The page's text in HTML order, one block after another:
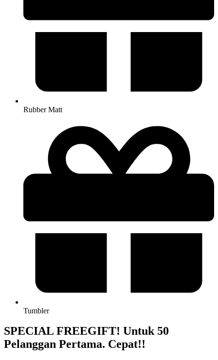
Rubber Matt
Tumbler
SPECIAL FREEGIFT! Untuk 50
Pelanggan Pertama. Cepat!!